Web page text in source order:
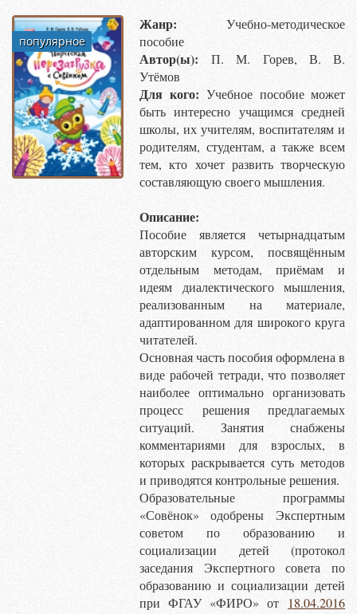
популярное
Жанр: Учебно-методическое
пособие
Автор(ы):П. М. Горев, В. В.
Утёмов
Для кого: Учебное пособие может
быть интересно учащимся средней
школы, их учителям, воспитателям и
родителям, студентам, а также всем
тем, кто хочет развить творческую
составляющую своего мышления.
Описание:
Пособие является четырнадцатым
авторским курсом, посвящённым
отдельным методам, приёмам и
идеям диалектического мышления,
реализованным на материале,
адаптированном для широкого круга
читателей.
Основная часть пособия оформлена в
виде рабочей тетради, что позволяет
наиболее оптимально организовать
процесс решения предлагаемых
ситуаций. Занятия снабжены
комментариями для взрослых, в
которых раскрывается суть методов
и приводятся контрольные решения.
Образовательные программы
«Совёнок» одобрены Экспертным
советом по образованию и
социализации детей (протокол
заседания Экспертного совета по
образованию и социализации детей
при ФГАУ «ФИРО» от 18.04.2016